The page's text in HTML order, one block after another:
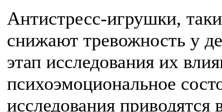
Антистресс-игрушки,
снижают тревожность у
этап исследования их
психоэмоциональное
исследования приводятся